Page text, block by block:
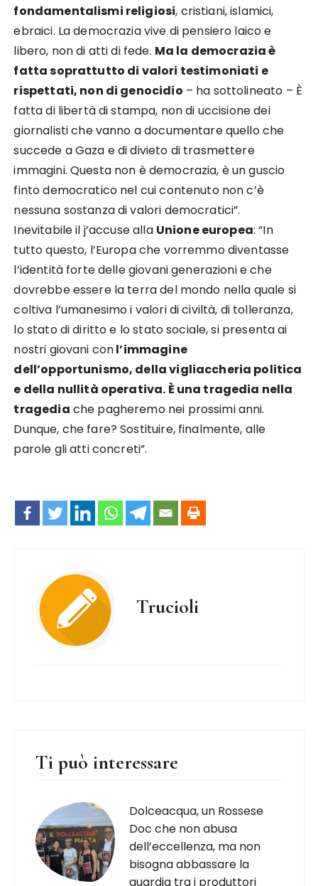
fondamentalismi religiosi, cristiani, islamici,
ebraici. La democrazia vive di pensiero laico e
libero, non di atti di fede. Ma la democrazia è
fatta soprattutto di valori testimoniati e
rispettati, non di genocidio – ha sottolineato – È
fatta di libertà di stampa, non di uccisione dei
giornalisti che vanno a documentare quello che
succede a Gaza e di divieto di trasmettere
immagini. Questa non è democrazia, è un guscio
finto democratico nel cui contenuto non c’è
nessuna sostanza di valori democratici”.
Inevitabile il j’accuse alla Unione europea: “In
tutto questo, l’Europa che vorremmo diventasse
l’identità forte delle giovani generazioni e che
dovrebbe essere la terra del mondo nella quale si
coltiva l’umanesimo i valori di civiltà, di tolleranza,
lo stato di diritto e lo stato sociale, si presenta ai
nostri giovani conl’immagine
dell’opportunismo, della vigliaccheria politica
e della nullità operativa. È una tragedia nella
tragedia che pagheremo nei prossimi anni.
Dunque, che fare? Sostituire, finalmente, alle
parole gli atti concreti”.
Trucioli
Ti può interessare
Dolceacqua, un Rossese
Doc che non abusa
dell’eccellenza, ma non
bisogna abbassare la
guardia tra i produttori